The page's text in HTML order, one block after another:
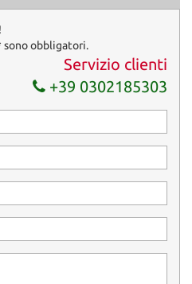
sono obbligatori.
Servizio clienti
+39 0302185303